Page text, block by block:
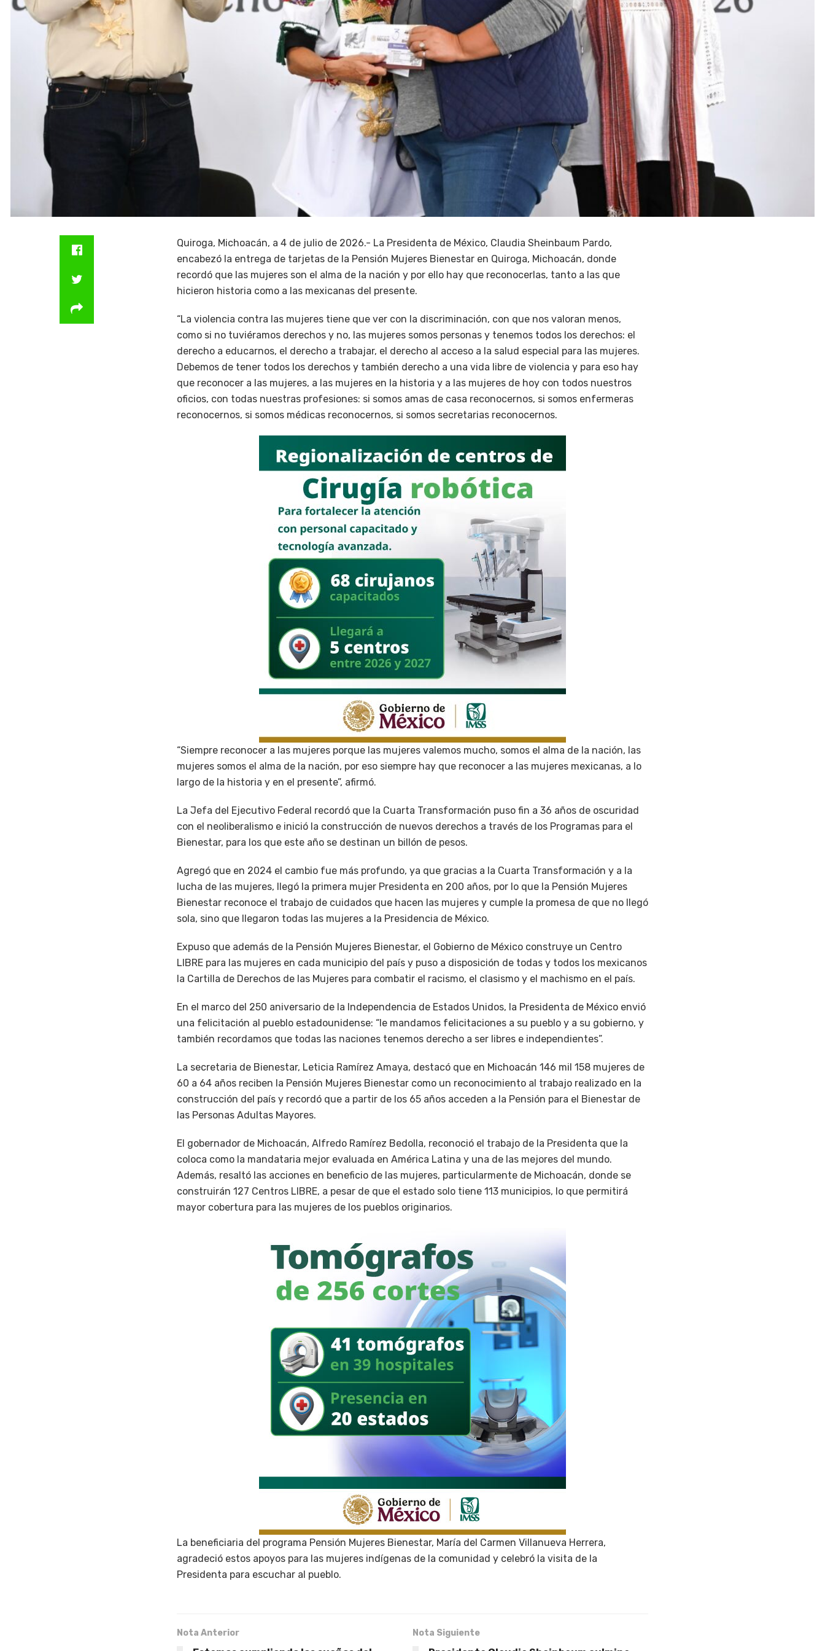
Quiroga, Michoacán, a 4 de julio de 2026.- La Presidenta de México, Claudia Sheinbaum Pardo,
encabezó la entrega de tarjetas de la Pensión Mujeres Bienestar en Quiroga, Michoacán, donde
recordó que las mujeres son el alma de la nación y por ello hay que reconocerlas, tanto a las que
hicieron historia como a las mexicanas del presente.
“La violencia contra las mujeres tiene que ver con la discriminación, con que nos valoran menos,
como si no tuviéramos derechos y no, las mujeres somos personas y tenemos todos los derechos: el
derecho a educarnos, el derecho a trabajar, el derecho al acceso a la salud especial para las mujeres.
Debemos de tener todos los derechos y también derecho a una vida libre de violencia y para eso hay
que reconocer a las mujeres, a las mujeres en la historia y a las mujeres de hoy con todos nuestros
oficios, con todas nuestras profesiones: si somos amas de casa reconocernos, si somos enfermeras
reconocernos, si somos médicas reconocernos, si somos secretarias reconocernos.
“Siempre reconocer a las mujeres porque las mujeres valemos mucho, somos el alma de la nación, las
mujeres somos el alma de la nación, por eso siempre hay que reconocer a las mujeres mexicanas, a lo
largo de la historia y en el presente”, afirmó.
La Jefa del Ejecutivo Federal recordó que la Cuarta Transformación puso fin a 36 años de oscuridad
con el neoliberalismo e inició la construcción de nuevos derechos a través de los Programas para el
Bienestar, para los que este año se destinan un billón de pesos.
Agregó que en 2024 el cambio fue más profundo, ya que gracias a la Cuarta Transformación y a la
lucha de las mujeres, llegó la primera mujer Presidenta en 200 años, por lo que la Pensión Mujeres
Bienestar reconoce el trabajo de cuidados que hacen las mujeres y cumple la promesa de que no llegó
sola, sino que llegaron todas las mujeres a la Presidencia de México.
Expuso que además de la Pensión Mujeres Bienestar, el Gobierno de México construye un Centro
LIBRE para las mujeres en cada municipio del país y puso a disposición de todas y todos los mexicanos
la Cartilla de Derechos de las Mujeres para combatir el racismo, el clasismo y el machismo en el país.
En el marco del 250 aniversario de la Independencia de Estados Unidos, la Presidenta de México envió
una felicitación al pueblo estadounidense: “le mandamos felicitaciones a su pueblo y a su gobierno, y
también recordamos que todas las naciones tenemos derecho a ser libres e independientes”.
La secretaria de Bienestar, Leticia Ramírez Amaya, destacó que en Michoacán 146 mil 158 mujeres de
60 a 64 años reciben la Pensión Mujeres Bienestar como un reconocimiento al trabajo realizado en la
construcción del país y recordó que a partir de los 65 años acceden a la Pensión para el Bienestar de
las Personas Adultas Mayores.
El gobernador de Michoacán, Alfredo Ramírez Bedolla, reconoció el trabajo de la Presidenta que la
coloca como la mandataria mejor evaluada en América Latina y una de las mejores del mundo.
Además, resaltó las acciones en beneficio de las mujeres, particularmente de Michoacán, donde se
construirán 127 Centros LIBRE, a pesar de que el estado solo tiene 113 municipios, lo que permitirá
mayor cobertura para las mujeres de los pueblos originarios.
La beneficiaria del programa Pensión Mujeres Bienestar, María del Carmen Villanueva Herrera,
agradeció estos apoyos para las mujeres indígenas de la comunidad y celebró la visita de la
Presidenta para escuchar al pueblo.
Nota Anterior Nota Siguiente